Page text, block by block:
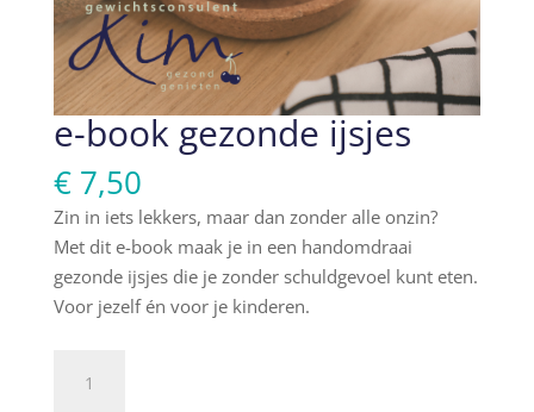
e-book gezonde ijsjes
€7,50
Zin in iets lekkers, maar dan zonder alle onzin?
Met dit e-book maak je in een handomdraai
gezonde ijsjes die je zonder schuldgevoel kunt eten.
Voor jezelf én voor je kinderen.
book